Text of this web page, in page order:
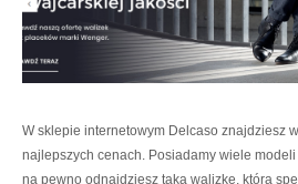
W sklepie internetowym Delcaso znajdziesz
najlepszych cenach. Posiadamy wiele
na pewno odnajdziesz taką walizkę, która